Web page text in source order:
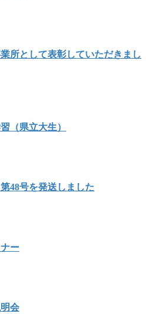
所として表彰していただきまし
（県立大生）
48号を発送しました
ー
会